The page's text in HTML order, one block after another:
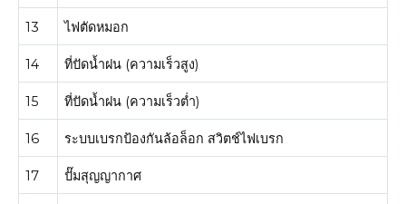
13 ไฟตัดหมอก
14 ที่ปัดน้ำฝน (ความเร็วสูง)
15 ที่ปัดน้ำฝน (ความเร็วต่ำ)
16 ระบบเบรกป้องกันล้อล็อก สวิตช์ไฟเบรก
17 ปั๊มสุญญากาศ